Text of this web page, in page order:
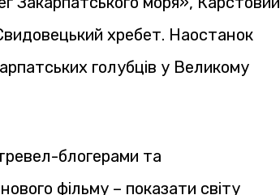
хребет. Наостанок
голубців у Великому
блогерами та
фільму – показати світу